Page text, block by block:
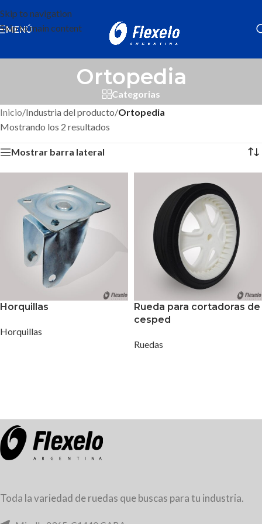
Skip to navigation
Skip to main content
MENÚ
Ortopedia
Categorias
Inicio/Industria del producto/Ortopedia
Mostrando los 2 resultados
Mostrar barra lateral
Horquillas
Horquillas
Rueda para cortadoras de
cesped
Ruedas
Toda la variedad de ruedas que buscas para tu industria.